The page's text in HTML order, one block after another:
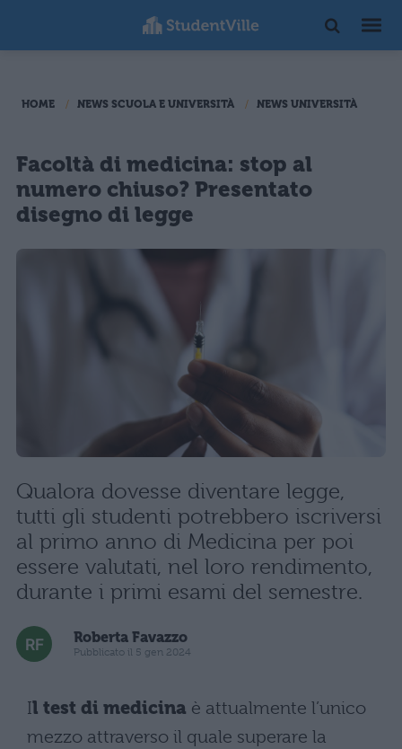
HOME NEWS SCUOLA E UNIVERSITÀ NEWS UNIVERSITÀ
Facoltà di medicina: stop al
numero chiuso? Presentato
disegno di legge
Qualora dovesse diventare legge,
tutti gli studenti potrebbero iscriversi
al primo anno di Medicina per poi
essere valutati, nel loro rendimento,
durante i primi esami del semestre.
Roberta Favazzo
Pubblicato il 5 gen 2024
Il test di medicina è attualmente l’unico
mezzo attraverso il quale superare la